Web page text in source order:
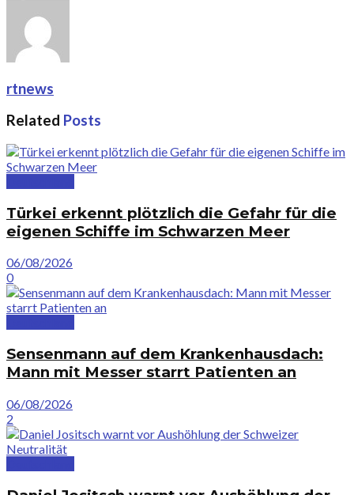
rtnews
Related Posts
Türkei erkennt plötzlich die Gefahr für die
eigenen Schiffe im Schwarzen Meer
06/08/2026
0
Sensenmann auf dem Krankenhausdach:
Mann mit Messer starrt Patienten an
06/08/2026
2